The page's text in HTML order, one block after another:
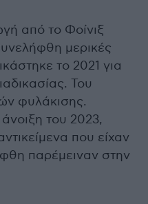
από το Φοίνιξ
μερικές
το 2021 για
Του
φυλάκισης.
του 2023,
που είχαν
παρέμειναν στην